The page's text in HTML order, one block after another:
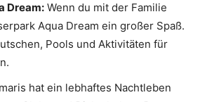
Dream: Wenn du mit der Familie
Aqua Dream ein großer Spaß.
Pools und Aktivitäten für
hat ein lebhaftes Nachtleben